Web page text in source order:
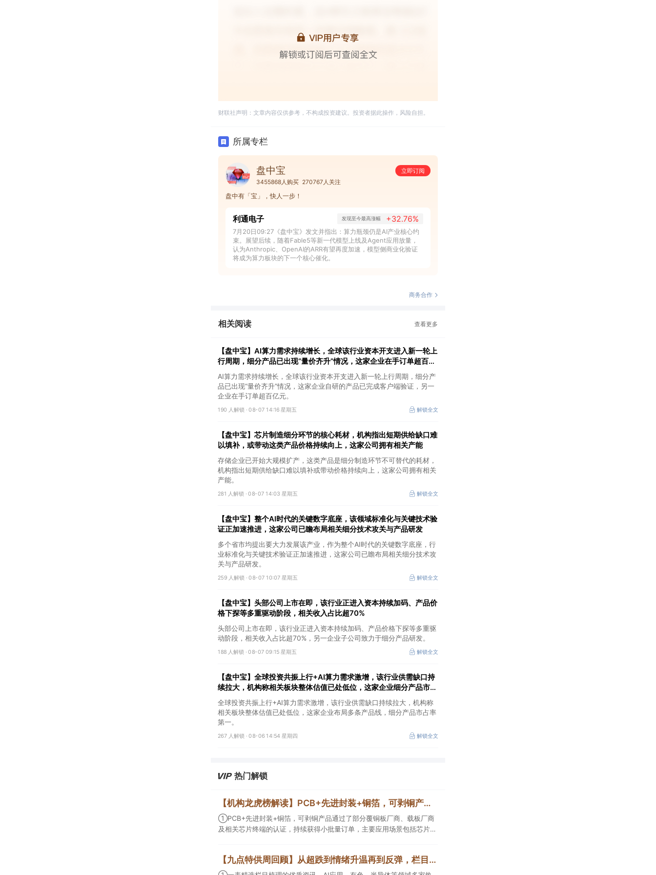
财联社声明：文章内容仅供参考，不构成投资建议。投资者据此操作，风险自担。
所属专栏
盘中宝
立即订阅
3455868人购买 270767人关注
盘中有「宝」，快人一步！
利通电子 发现至今最高涨幅 +32.76%
7月20日09:27《盘中宝》发文并指出：算力瓶颈仍是AI产业核心约
束。展望后续，随着Fable5等新一代模型上线及Agent应用放量，
认为Anthropic、OpenAI的ARR有望再度加速，模型侧商业化验证
将成为算力板块的下一个核心催化。
商务合作
相关阅读 查看更多
【盘中宝】AI算力需求持续增长，全球该行业资本开支进入新一轮上
行周期，细分产品已出现“量价齐升”情况，这家企业在手订单超百亿
元
AI算力需求持续增长，全球该行业资本开支进入新一轮上行周期，细分产
品已出现“量价齐升”情况，这家企业自研的产品已完成客户端验证，另一
企业在手订单超百亿元。
190 人解锁 ·08-07 14:16 星期五 解锁全文
【盘中宝】芯片制造细分环节的核心耗材，机构指出短期供给缺口难
以填补，或带动这类产品价格持续向上，这家公司拥有相关产能
存储企业已开始大规模扩产，这类产品是细分制造环节不可替代的耗材，
机构指出短期供给缺口难以填补或带动价格持续向上，这家公司拥有相关
产能。
281 人解锁 ·08-07 14:03 星期五 解锁全文
【盘中宝】整个AI时代的关键数字底座，该领域标准化与关键技术验
证正加速推进，这家公司已瞻布局相关细分技术攻关与产品研发
多个省市均提出要大力发展该产业，作为整个AI时代的关键数字底座，行
业标准化与关键技术验证正加速推进，这家公司已瞻布局相关细分技术攻
关与产品研发。
259 人解锁 ·08-07 10:07 星期五 解锁全文
【盘中宝】头部公司上市在即，该行业正进入资本持续加码、产品价
格下探等多重驱动阶段，相关收入占比超70%
头部公司上市在即，该行业正进入资本持续加码、产品价格下探等多重驱
动阶段，相关收入占比超70%，另一企业子公司致力于细分产品研发。
188 人解锁 ·08-07 09:15 星期五 解锁全文
【盘中宝】全球投资共振上行+AI算力需求激增，该行业供需缺口持
续拉大，机构称相关板块整体估值已处低位，这家企业细分产品市占
率第一
全球投资共振上行+AI算力需求激增，该行业供需缺口持续拉大，机构称
相关板块整体估值已处低位，这家企业布局多条产品线，细分产品市占率
第一。
267 人解锁 ·08-06 14:54 星期四 解锁全文
热门解锁
【机构龙虎榜解读】PCB+先进封装+铜箔，可剥铜产品通过了部分覆铜板厂商、载板厂商及相关芯片终端的认证，持续获得小批量订单，主要应用场景包括芯片封装光模块用PCB，机构大额净买入这家公司
①PCB+先进封装+铜箔，可剥铜产品通过了部分覆铜板厂商、载板厂商
及相关芯片终端的认证，持续获得小批量订单，主要应用场景包括芯片封
具备承接细胞与基因治疗产品商业化受托生产的合规资质，这家公司获净
买入。
【九点特供周回顾】从超跌到情绪升温再到反弹，栏目梳理AI应用题材逻辑，AI教育人气公司解读后获4连板